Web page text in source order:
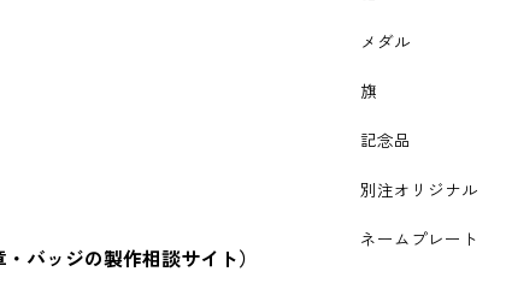
バッジの製作相談サイト）
メダル
旗
記念品
別注オリジナル
ネームプレート